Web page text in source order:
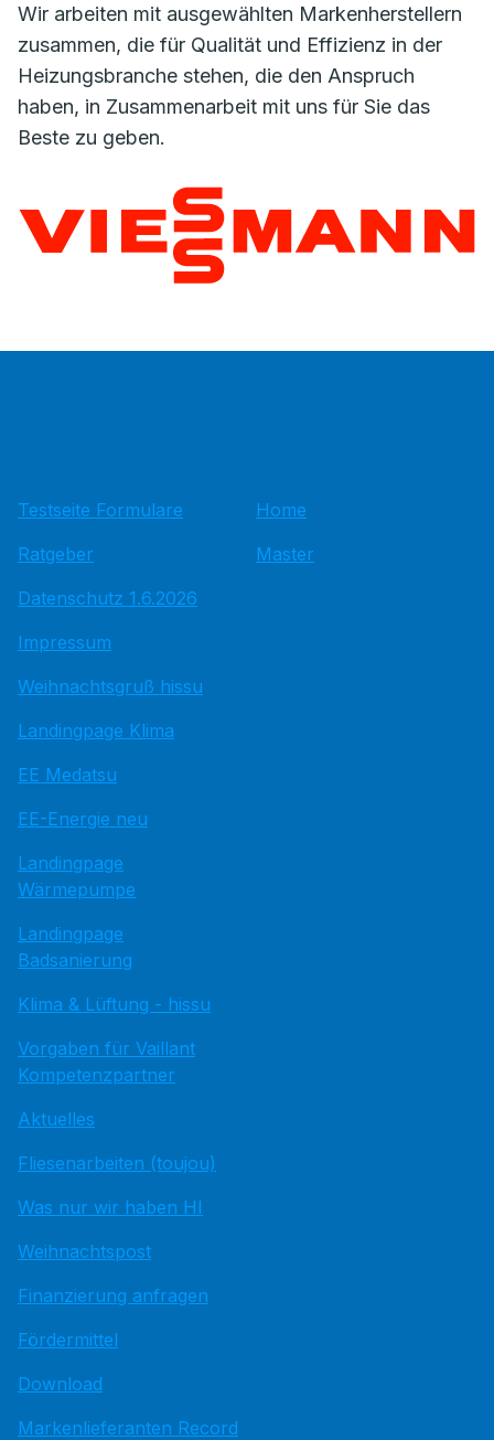
Wir arbeiten mit ausgewählten Markenherstellern
zusammen, die für Qualität und Effizienz in der
Heizungsbranche stehen, die den Anspruch
haben, in Zusammenarbeit mit uns für Sie das
Beste zu geben.
Testseite Formulare
Ratgeber
Datenschutz 1.6.2026
Impressum
Weihnachtsgruß hissu
Landingpage Klima
EE Medatsu
EE-Energie neu
Landingpage
Wärmepumpe
Landingpage
Badsanierung
Klima & Lüftung - hissu
Vorgaben für Vaillant
Kompetenzpartner
Aktuelles
Fliesenarbeiten (toujou)
Was nur wir haben HI
Weihnachtspost
Finanzierung anfragen
Fördermittel
Download
Markenlieferanten Record
Home
Master